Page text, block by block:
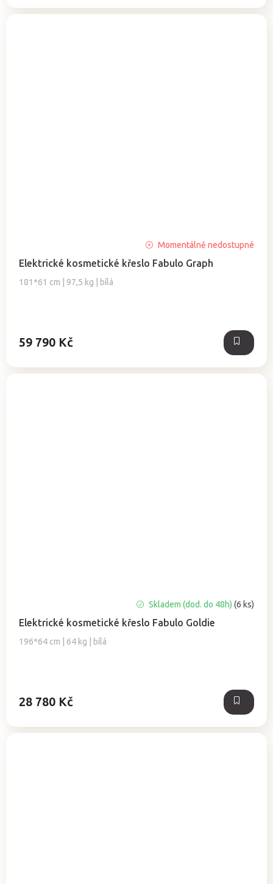
Elektrické kosmetické křeslo Fabulo Graph
181*61 cm | 97,5 kg | bílá
Momentálně nedostupné
59 790 Kč
Elektrické kosmetické křeslo Fabulo Goldie
196*64 cm | 64 kg | bílá
Skladem (dod. do 48h) (6 ks)
28 780 Kč